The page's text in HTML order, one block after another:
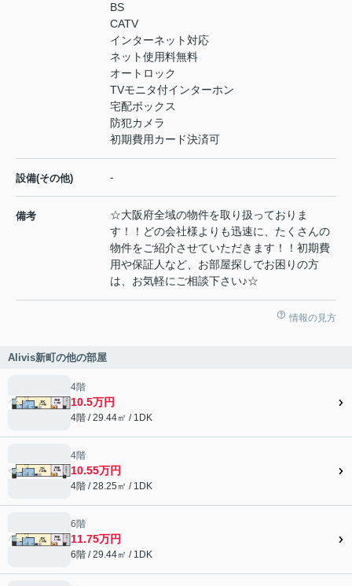
BS
CATV
インターネット対応
ネット使用料無料
オートロック
TVモニタ付インターホン
宅配ボックス
防犯カメラ
初期費用カード決済可
設備(その他) -
備考
☆大阪府全域の物件を取り扱っておりま
す！！どの会社様よりも迅速に、たくさんの
物件をご紹介させていただきます！！初期費
用や保証人など、お部屋探しでお困りの方
は、お気軽にご相談下さい♪☆
情報の見方
Alivis新町の他の部屋
4階
10.5万円
4階 / 29.44㎡ / 1DK
4階
10.55万円
4階 / 28.25㎡ / 1DK
6階
11.75万円
6階 / 29.44㎡ / 1DK